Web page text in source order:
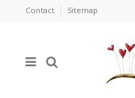
Contact Sitemap